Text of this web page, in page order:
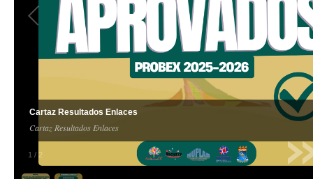
1 / 2
Cartaz Resultados Enlaces
Cartaz Resultados Enlaces